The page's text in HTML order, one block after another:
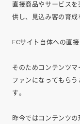
直接商品やサービス
供し、見込み客の育成
ECサイト自体への直
そのためコンテンツ
ファンになってもらう
す。
昨今ではコンテンツの